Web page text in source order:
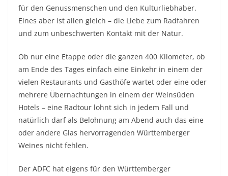
für den Genussmenschen und den Kulturliebhaber.
Eines aber ist allen gleich – die Liebe zum Radfahren
und zum unbeschwerten Kontakt mit der Natur.
Ob nur eine Etappe oder die ganzen 400 Kilometer, ob
am Ende des Tages einfach eine Einkehr in einem der
vielen Restaurants und Gasthöfe wartet oder eine oder
mehrere Übernachtungen in einem der Weinsüden
Hotels – eine Radtour lohnt sich in jedem Fall und
natürlich darf als Belohnung am Abend auch das eine
oder andere Glas hervorragenden Württemberger
Weines nicht fehlen.
Der ADFC hat eigens für den Württemberger